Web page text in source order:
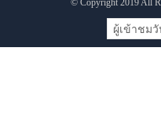
© Copyright 2019 All
ผู้เข้าชม